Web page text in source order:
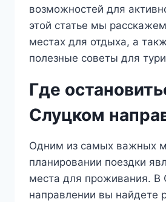
возможностей для
этой статье мы
местах для отдыха, а
полезные советы для
Где
Слуцком
Одним из самых важных
планировании поездки
места для проживания. В
направлении вы найдете